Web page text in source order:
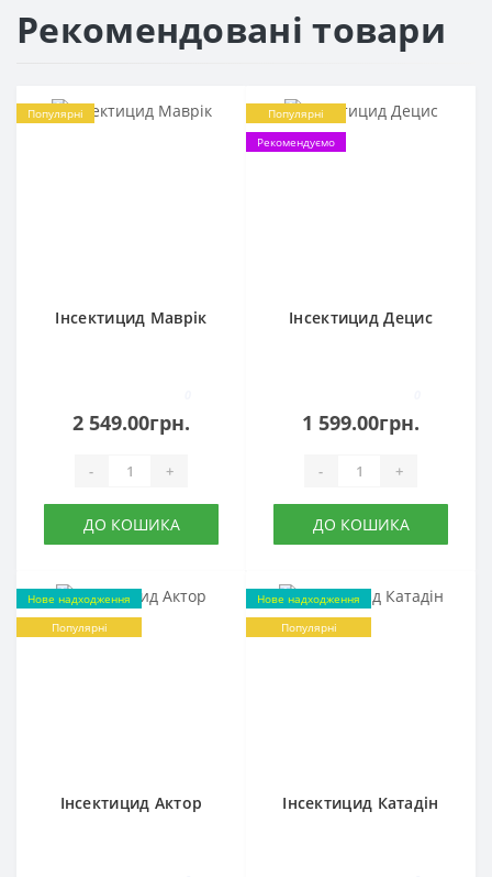
Рекомендовані товари
Популярні
Інсектицид Маврік
2 549.00грн.
- +
ДО КОШИКА
Популярні
Рекомендуємо
Інсектицид Децис
1 599.00грн.
- +
ДО КОШИКА
Нове надходження
Популярні
Інсектицид Актор
Нове надходження
Популярні
Інсектицид Катадін